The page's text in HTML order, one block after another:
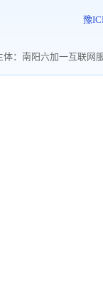
豫
：南阳六加一互联